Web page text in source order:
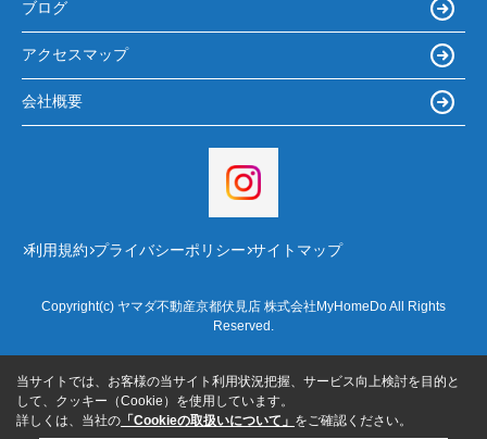
ブログ
アクセスマップ
会社概要
利用規約 プライバシーポリシー サイトマップ
Copyright(c) ヤマダ不動産京都伏見店 株式会社MyHomeDo All Rights
Reserved.
当サイトでは、お客様の当サイト利用状況把握、サービス向上検討を目的と
して、クッキー（Cookie）を使用しています。
詳しくは、当社の 「Cookieの取扱いについて」 をご確認ください。